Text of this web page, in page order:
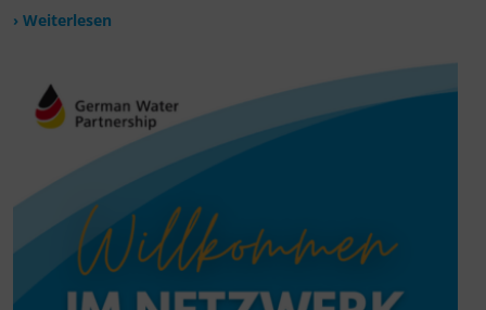
› Weiterlesen